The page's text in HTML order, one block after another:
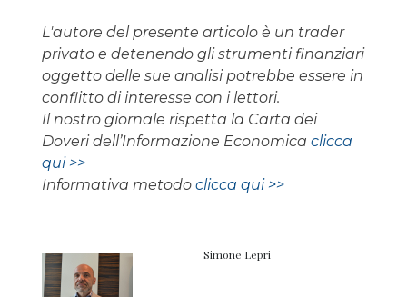
L'autore del presente articolo è un trader
privato e detenendo gli strumenti finanziari
oggetto delle sue analisi potrebbe essere in
conflitto di interesse con i lettori.
Il nostro giornale rispetta la Carta dei
Doveri dell’Informazione Economica clicca
qui >>
Informativa metodo clicca qui >>
Simone Lepri